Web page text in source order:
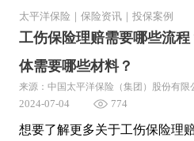
太平洋保险 保险资讯 投保案例
工伤保险理赔需要哪些流
体需要哪些材料？
来源：中国太平洋保险（集团）股份有限
2024-07-04 774
想要了解更多关于工伤保险理